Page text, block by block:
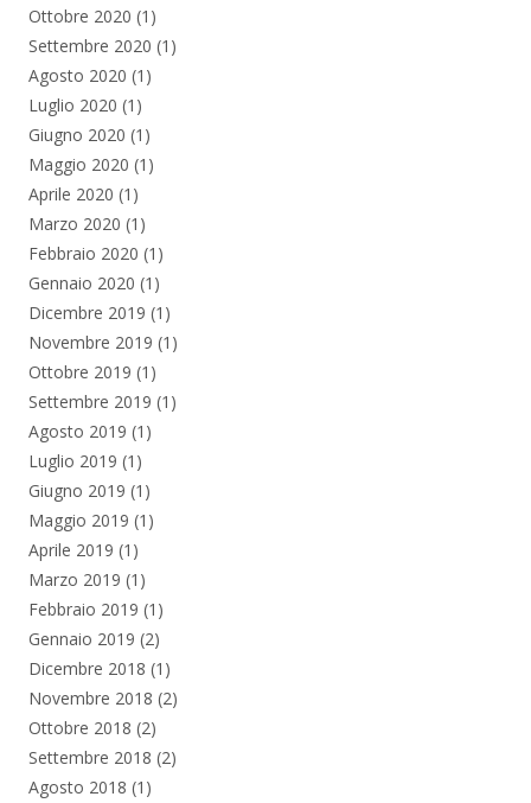
Ottobre 2020 (1)
Settembre 2020 (1)
Agosto 2020 (1)
Luglio 2020 (1)
Giugno 2020 (1)
Maggio 2020 (1)
Aprile 2020 (1)
Marzo 2020 (1)
Febbraio 2020 (1)
Gennaio 2020 (1)
Dicembre 2019 (1)
Novembre 2019 (1)
Ottobre 2019 (1)
Settembre 2019 (1)
Agosto 2019 (1)
Luglio 2019 (1)
Giugno 2019 (1)
Maggio 2019 (1)
Aprile 2019 (1)
Marzo 2019 (1)
Febbraio 2019 (1)
Gennaio 2019 (2)
Dicembre 2018 (1)
Novembre 2018 (2)
Ottobre 2018 (2)
Settembre 2018 (2)
Agosto 2018 (1)